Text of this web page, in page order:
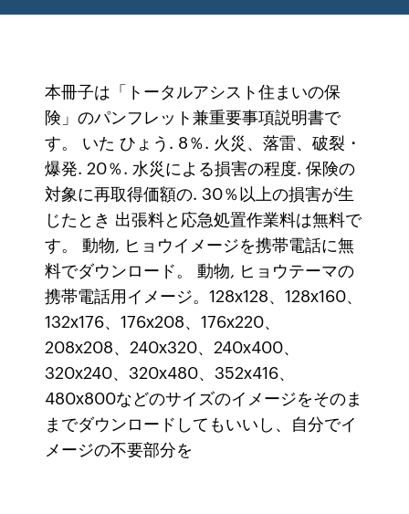
本冊子は「トータルアシスト住まいの保
険」のパンフレット兼重要事項説明書で
す。 いた ひょう. 8％. 火災、落雷、破裂・
爆発. 20％. 水災による損害の程度. 保険の
対象に再取得価額の. 30％以上の損害が生
じたとき 出張料と応急処置作業料は無料で
す。 動物, ヒョウイメージを携帯電話に無
料でダウンロード。 動物, ヒョウテーマの
携帯電話用イメージ。128х128、128х160、
132х176、176х208、176х220、
208х208、240х320、240х400、
320х240、320х480、352х416、
480х800などのサイズのイメージをそのま
までダウンロードしてもいいし、自分でイ
メージの不要部分を